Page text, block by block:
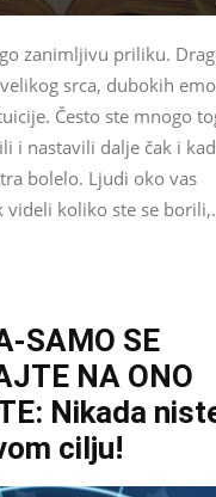
zanimljivu priliku.
srca, dubokih
Često ste mnogo
i nastavili dalje čak i
bolelo. Ljudi oko vas
videli koliko ste se
SAMO SE
NA ONO
Nikada
cilju!